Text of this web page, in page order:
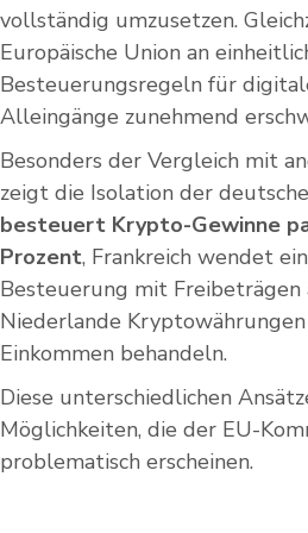
vollständig umzusetzen.
Europäische Union an
Besteuerungsregeln für
Alleingänge zunehmend
Besonders der Vergleich mit
zeigt die Isolation der
besteuert Krypto-Gewinne
Prozent, Frankreich wendet
Besteuerung mit Freibeträgen
Niederlande
Einkommen behandeln.
Diese unterschiedlichen
Möglichkeiten, die der EU-
problematisch erscheinen.